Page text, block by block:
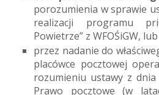
porozumienia w sprawie
realizacji programu
Powietrze” z WFOŚiGW, lub
przez nadanie do
placówce pocztowej
rozumieniu ustawy z
Prawo pocztowe (w